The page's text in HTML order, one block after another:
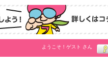
ようこそ！ ゲスト さん